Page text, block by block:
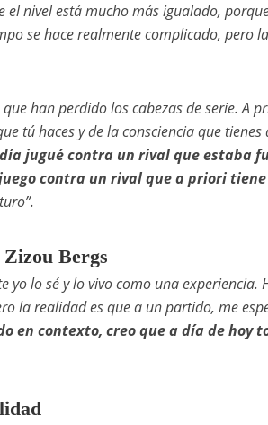
el nivel está mucho más igualado,
se hace realmente complicado, pero
han perdido los cabezas de serie. A
tú haces y de la consciencia que
jugué contra un rival que estaba
contra un rival que a priori
Bergs
yo lo sé y lo vivo como una
la realidad es que a un partido, me
en contexto, creo que a día de hoy